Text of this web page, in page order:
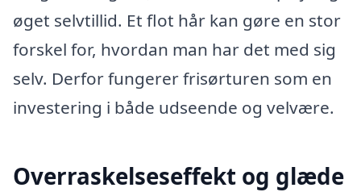
øget selvtillid. Et flot hår kan gøre en stor
forskel for, hvordan man har det med sig
selv. Derfor fungerer frisørturen som en
investering i både udseende og velvære.
Overraskelseseffekt og glæde